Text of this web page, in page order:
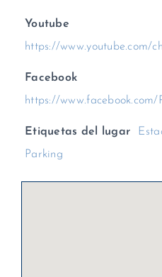
Youtube
https://www.youtube.com/
Facebook
https://www.facebook.com/
Etiquetas del lugar
Parking